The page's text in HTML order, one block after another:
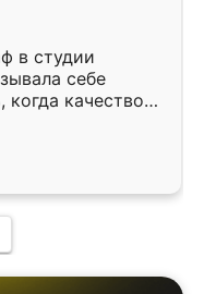
в студии
себе
когда качеством
уже почти